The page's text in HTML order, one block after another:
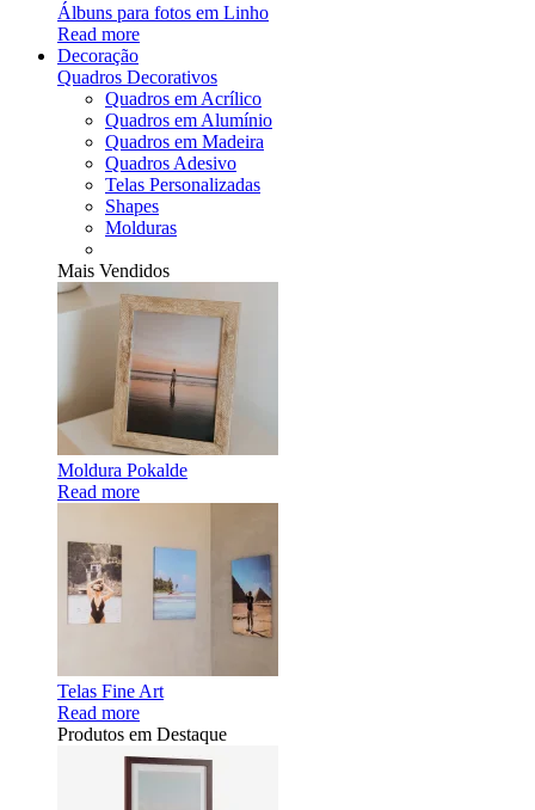
Álbuns para fotos em Linho
Read more
Decoração
Quadros Decorativos
Quadros em Acrílico
Quadros em Alumínio
Quadros em Madeira
Quadros Adesivo
Telas Personalizadas
Shapes
Molduras
Mais Vendidos
Moldura Pokalde
Read more
Telas Fine Art
Read more
Produtos em Destaque